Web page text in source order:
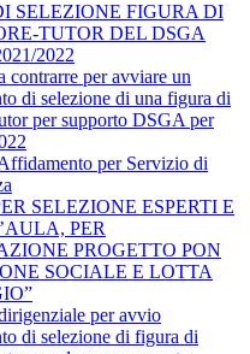
SELEZIONE FIGURA DI
TUTOR DEL DSGA
2022
contrarre per avviare un
di selezione di una figura di
per supporto DSGA per
per Servizio di
SELEZIONE ESPERTI E
PER
PROGETTO PON
SOCIALE E LOTTA
per avvio
di selezione di figura di